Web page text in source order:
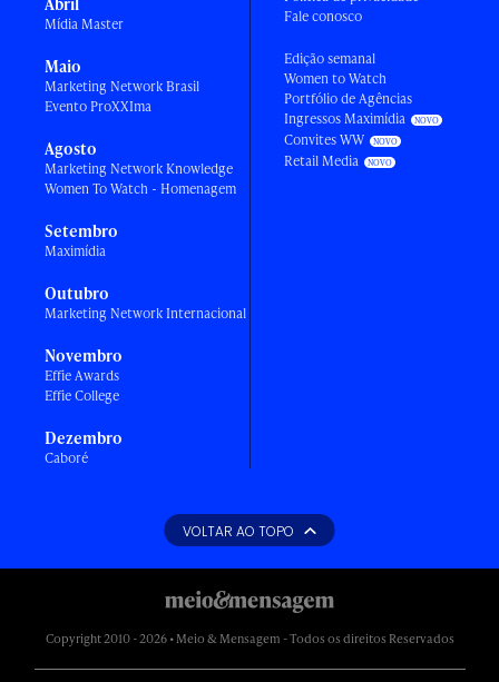
Abril
Mídia Master
Maio
Marketing Network Brasil
Evento ProXXIma
Agosto
Marketing Network Knowledge
Women To Watch - Homenagem
Setembro
Maximídia
Outubro
Marketing Network Internacional
Novembro
Effie Awards
Effie College
Dezembro
Caboré
Fale conosco
Edição semanal
Women to Watch
Portfólio de Agências
Ingressos Maximídia
Convites WW
Retail Media
VOLTAR AO TOPO
Copyright 2010 - 2026 • Meio & Mensagem - Todos os direitos Reservados